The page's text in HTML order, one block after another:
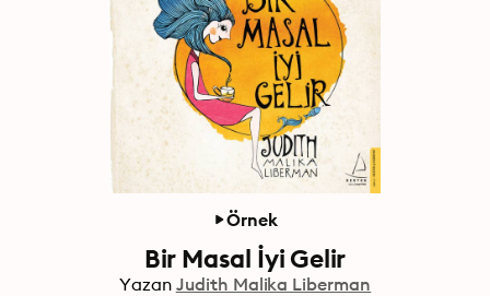
Örnek
Bir Masal İyi Gelir
Yazan Judith Malika Liberman